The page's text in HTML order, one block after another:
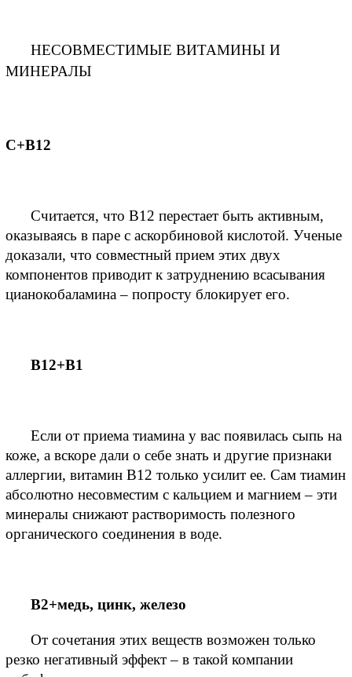
НЕСОВМЕСТИМЫЕ ВИТАМИНЫ И
МИНЕРАЛЫ
С+B12
Считается, что B12 перестает быть активным,
оказываясь в паре с аскорбиновой кислотой. Ученые
доказали, что совместный прием этих двух
компонентов приводит к затруднению всасывания
цианокобаламина – попросту блокирует его.
B12+B1
Если от приема тиамина у вас появилась сыпь на
коже, а вскоре дали о себе знать и другие признаки
аллергии, витамин B12 только усилит ее. Сам тиамин
абсолютно несовместим с кальцием и магнием – эти
минералы снижают растворимость полезного
органического соединения в воде.
B2+медь, цинк, железо
От сочетания этих веществ возможен только
резко негативный эффект – в такой компании